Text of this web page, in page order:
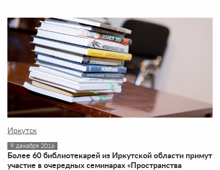
Иркутск
9 декабря 2016
Более 60 библиотекарей из Иркутской области примут
участие в очередных семинарах «Пространства